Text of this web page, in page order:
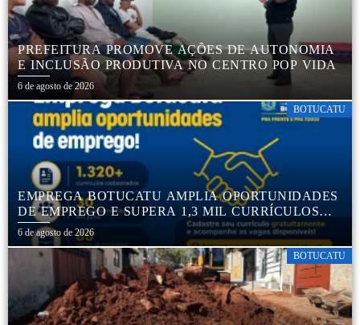
PREFEITURA PROMOVE AÇÕES DE AUTONOMIA
E INCLUSÃO PRODUTIVA NO CENTRO POP VIDA
6 de agosto de 2026
BOTUCATU
EMPREGA BOTUCATU AMPLIA OPORTUNIDADES
DE EMPREGO E SUPERA 1,3 MIL CURRÍCULOS
CADASTRADOS
6 de agosto de 2026
BOTUCATU